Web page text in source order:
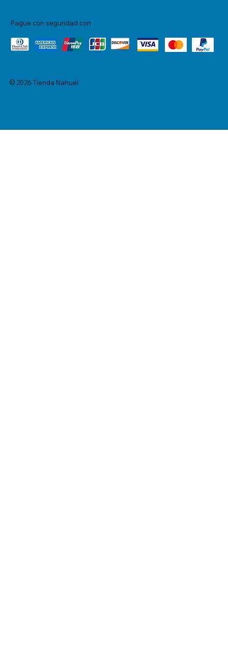
Pague con seguridad con
© 2026 Tienda Nahuel